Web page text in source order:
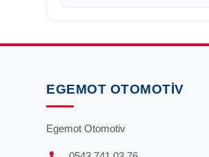
EGEMOT OTOMOTIV
Egemot Otomotiv